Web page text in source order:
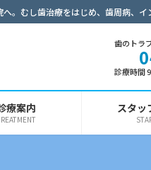
むし歯治療をはじめ、歯周病、イ
歯のトラ
診療時間
療案内 スタッ